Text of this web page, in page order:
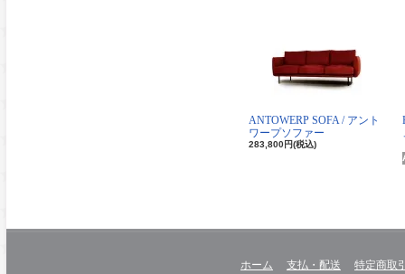
ANTOWERP SOFA / アント
ワープソファー
283,800円(税込)
ホーム 支払・配送 特定商取